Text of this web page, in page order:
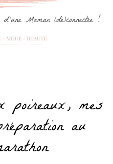
poireaux, mes
au